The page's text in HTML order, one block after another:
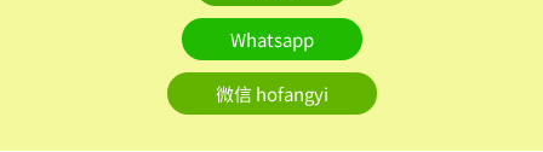
Whatsapp
微信 hofangyi